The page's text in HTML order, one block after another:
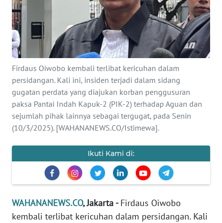
Firdaus Oiwobo kembali terlibat kericuhan dalam
persidangan. Kali ini, insiden terjadi dalam sidang
gugatan perdata yang diajukan korban penggusuran
paksa Pantai Indah Kapuk-2 (PIK-2) terhadap Aguan dan
sejumlah pihak lainnya sebagai tergugat, pada Senin
(10/3/2025). [WAHANANEWS.CO/Istimewa].
Ikuti Kami di:
WAHANANEWS.CO, Jakarta -Firdaus Oiwobo
kembali terlibat kericuhan dalam persidangan. Kali
INTERNASIONAL
SERBA-SERBI
PENDIDIKAN
OLAHRAGA
OPINI
EDITORIAL
BERITA